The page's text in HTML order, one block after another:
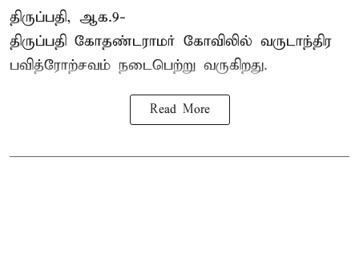
திருப்பதி, ஆக.9-
திருப்பதி கோதண்டராமர் கோவிலில் வருடாந்திர
பவித்ரோற்சவம் நடைபெற்று வருகிறது.
Read More